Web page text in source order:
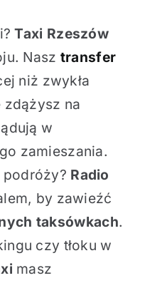
Taxi Rzeszów
Nasz transfer
niż zwykła
zdążysz na
w
zamieszania.
Radio
by zawieźć
taksówkach.
czy tłoku w
masz